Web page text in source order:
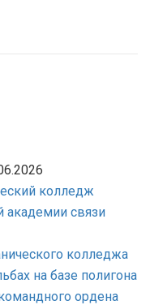
колледж
академии связи
колледжа
на базе полигона
ордена